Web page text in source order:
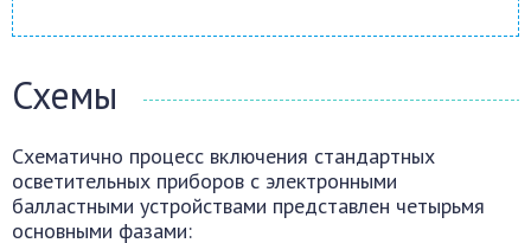
Схемы
Схематично процесс включения стандартных
осветительных приборов с электронными
балластными устройствами представлен четырьмя
основными фазами: